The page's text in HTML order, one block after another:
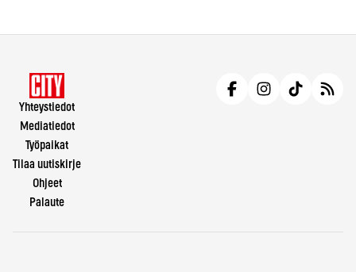
Yhteystiedot
Mediatiedot
Työpaikat
Tilaa uutiskirje
Ohjeet
Palaute